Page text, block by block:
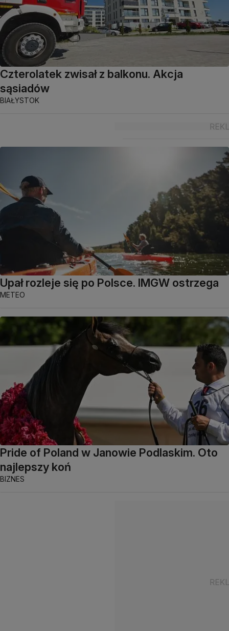
Czterolatek zwisał z balkonu. Akcja
sąsiadów
BIAŁYSTOK
Upał rozleje się po Polsce. IMGW ostrzega
METEO
Pride of Poland w Janowie Podlaskim. Oto
najlepszy koń
BIZNES